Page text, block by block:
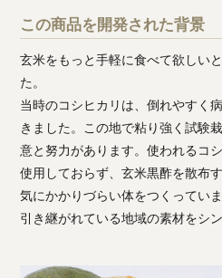
この商品を開発された背景
玄米をもっと手軽に食べて欲しい
た。
当時のコシヒカリは、倒れやすく
きました。この地で粘り強く試験
意と努力があります。使われるコ
使用しておらず、玄米黒酢を散布
気にかかりづらい体をつくってい
引き継がれている地域の素材をシ